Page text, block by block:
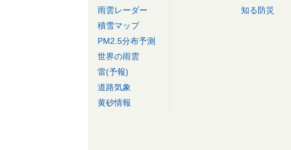
雨雲レーダー
積雪マップ
PM2.5分布予測
世界の雨雲
雷(予報)
道路気象
黄砂情報
知る防災